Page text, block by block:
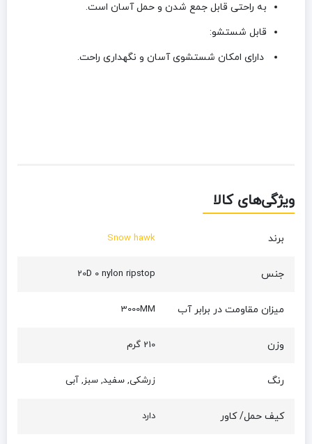
به‌ راحتی قابل جمع شدن و حمل آسان است.
قابل شستشو:
دارای امکان شستشوی آسان و نگهداری راحت.
ویژگی‌های کالا
برند Snow hawk
جنس 20D 0 nylon ripstop
میزان مقاومت در برابر آب 3000MM
وزن 210 گرم
رنگ زرشکی, سفید, سبز, آبی
کیف حمل/ کاور دارد